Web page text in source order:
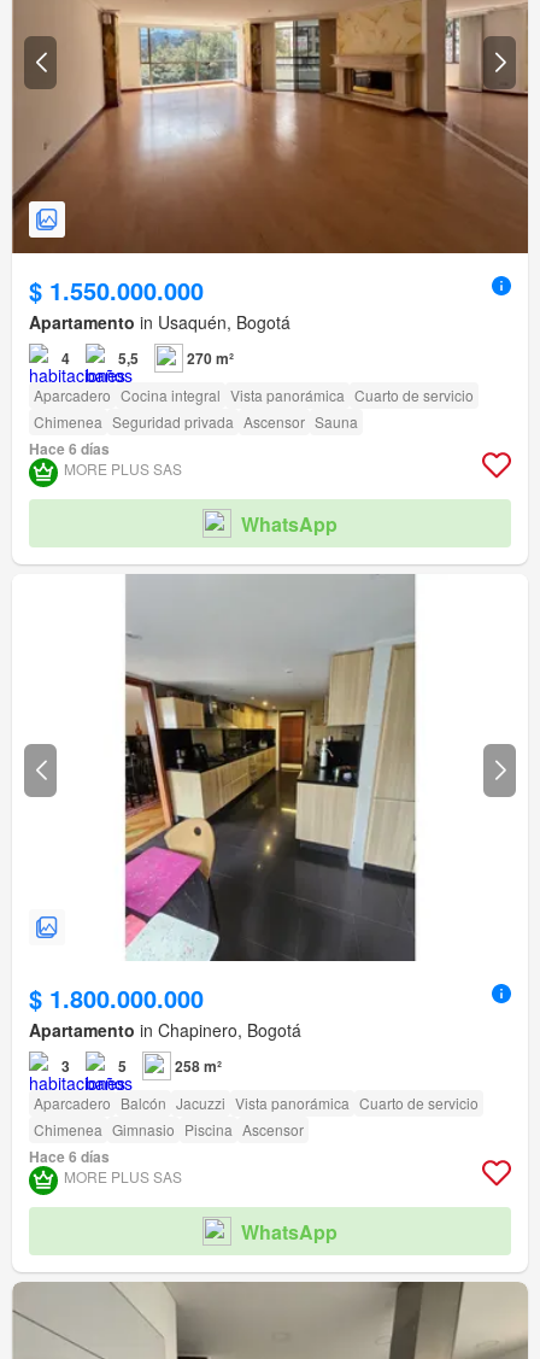
$ 1.550.000.000
Apartamento in Usaquén, Bogotá
4 5,5 270 m²
Aparcadero Cocina integral Vista panorámica Cuarto de servicio
Chimenea Seguridad privada Ascensor Sauna
Hace 6 días
MORE PLUS SAS
WhatsApp
$ 1.800.000.000
Apartamento in Chapinero, Bogotá
3 5 258 m²
Aparcadero Balcón Jacuzzi Vista panorámica Cuarto de servicio
Chimenea Gimnasio Piscina Ascensor
Hace 6 días
MORE PLUS SAS
WhatsApp